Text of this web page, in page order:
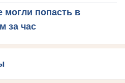
могли попасть в
за час